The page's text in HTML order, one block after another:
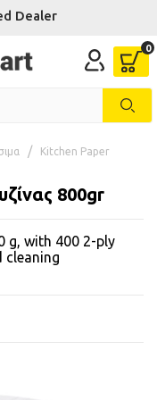
Dealer
Kitchen Paper
800gr
g, with 400 2-ply
cleaning